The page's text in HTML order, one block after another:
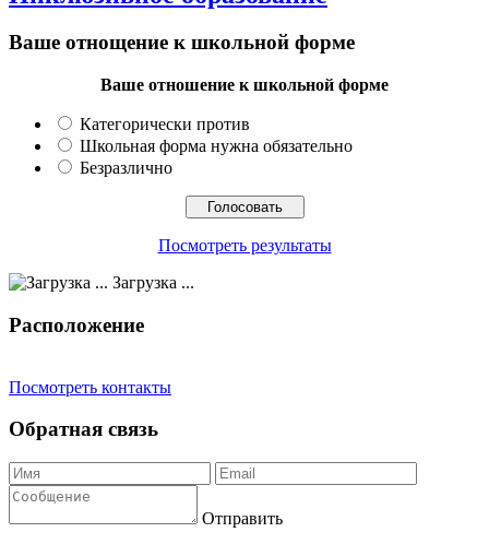
Ваше отнощение к школьной форме
Ваше отношение к школьной форме
Категорически против
Школьная форма нужна обязательно
Безразлично
Посмотреть результаты
Загрузка ...
Расположение
Посмотреть контакты
Обратная связь
Отправить